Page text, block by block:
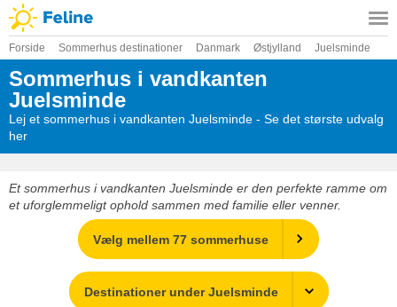
Forside Sommerhus destinationer Danmark Østjylland Juelsminde
Sommerhus i vandkanten
Juelsminde
Lej et sommerhus i vandkanten Juelsminde - Se det største udvalg
her
Et sommerhus i vandkanten Juelsminde er den perfekte ramme om
et uforglemmeligt ophold sammen med familie eller venner.
Vælg mellem 77 sommerhuse
Destinationer under Juelsminde